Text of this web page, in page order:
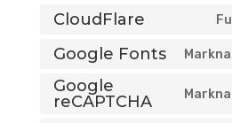
CloudFlare
Google Fonts
Google
reCAPTCHA